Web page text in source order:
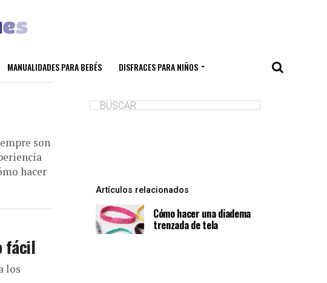
MANUALIDADES PARA BEBÉS DISFRACES PARA NIÑOS
son
hacer
fácil
los
Artículos relacionados
Cómo hacer una diadema
trenzada de tela